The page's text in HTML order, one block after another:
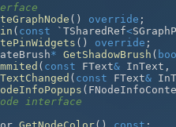
( ) override ;
( const `TSharedRef<
( ) override ;
* GetShadowBrush (
( const FText& InText ,
( const FText&
(
interface